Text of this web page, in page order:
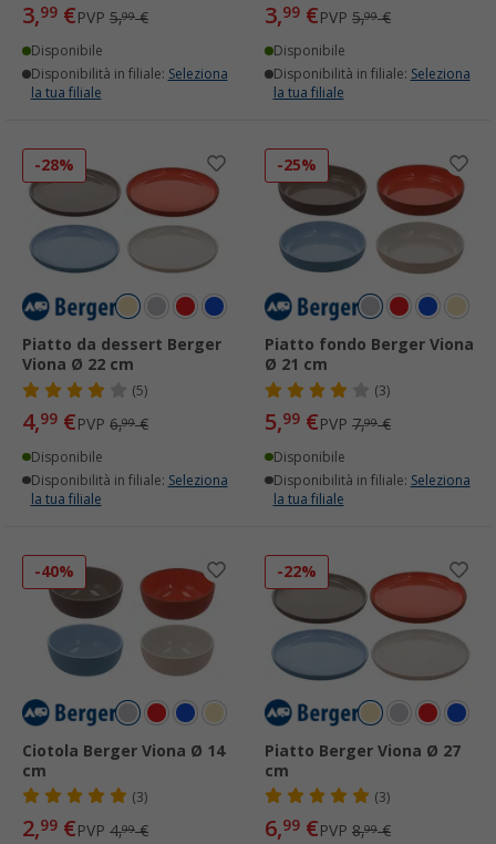
3,99 €PVP 5,99€
Disponibile
Disponibilità in filiale: Seleziona
la tua filiale
3,99 €PVP 5,99€
Disponibile
Disponibilità in filiale: Seleziona
la tua filiale
-28%
Piatto da dessert Berger
Viona Ø 22 cm
(5)
4,99 €PVP 6,99€
Disponibile
Disponibilità in filiale: Seleziona
la tua filiale
-25%
Piatto fondo Berger Viona
Ø 21 cm
(3)
5,99 €PVP 7,99€
Disponibile
Disponibilità in filiale: Seleziona
la tua filiale
-40%
Ciotola Berger Viona Ø 14
cm
(3)
2,99 €PVP 4,99€
-22%
Piatto Berger Viona Ø 27
cm
(3)
6,99 €PVP 8,99€